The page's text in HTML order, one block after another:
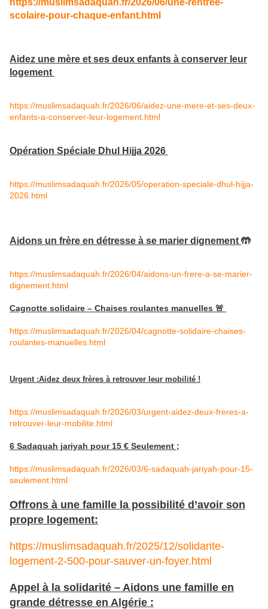
scolaire-pour-chaque-enfant.html
Aidez une mère et ses deux enfants à conserver leur
logement
https://muslimsadaquah.fr/2026/06/aidez-une-mere-et-ses-deux-
enfants-a-conserver-leur-logement.html
Opération Spéciale Dhul Hijja 2026
https://muslimsadaquah.fr/2026/05/operation-speciale-dhul-hijja-
2026.html
Aidons un frère en détresse à se marier dignement 🤲
https://muslimsadaquah.fr/2026/04/aidons-un-frere-a-se-marier-
dignement.html
Cagnotte solidaire – Chaises roulantes manuelles 🚨
https://muslimsadaquah.fr/2026/04/cagnotte-solidaire-chaises-
roulantes-manuelles.html
Urgent :Aidez deux frères à retrouver leur mobilité !
https://muslimsadaquah.fr/2026/03/urgent-aidez-deux-freres-a-
retrouver-leur-mobilite.html
6 Sadaquah jariyah pour 15 € Seulement ;
https://muslimsadaquah.fr/2026/03/6-sadaquah-jariyah-pour-15-
seulement.html
Offrons à une famille la possibilité d’avoir son
propre logement:
https://muslimsadaquah.fr/2025/12/solidarite-
logement-2-500-pour-sauver-un-foyer.html
Appel à la solidarité – Aidons une famille en
grande détresse en Algérie :